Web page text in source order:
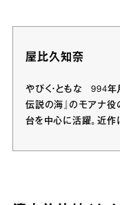
屋比久知奈
やびく・ともな 994年
伝説の海』のモアナ役
台を中心に活躍。近作